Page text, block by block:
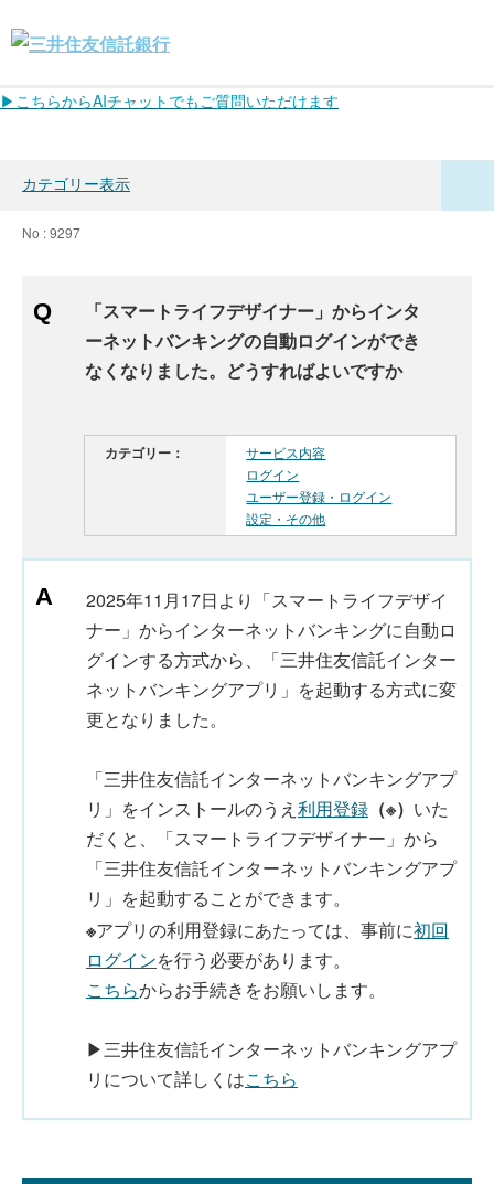
▶こちらからAIチャットでもご質問いただけます
カテゴリー表示
No : 9297
「スマートライフデザイナー」からインタ
ーネットバンキングの自動ログインができ
なくなりました。どうすればよいですか
カテゴリー：
サービス内容
ログイン
ユーザー登録・ログイン
設定・その他
2025年11月17日より「スマートライフデザイ
ナー」からインターネットバンキングに自動ロ
グインする方式から、「三井住友信託インター
ネットバンキングアプリ」を起動する方式に変
更となりました。
「三井住友信託インターネットバンキングアプ
リ」をインストールのうえ 利用登録 （※） いた
だくと、「スマートライフデザイナー」から
「三井住友信託インターネットバンキングアプ
リ」を起動することができます。
※アプリの利用登録にあたっては、事前に初回
ログインを行う必要があります。
こちらからお手続きをお願いします。
▶三井住友信託インターネットバンキングアプ
リについて詳しくはこちら